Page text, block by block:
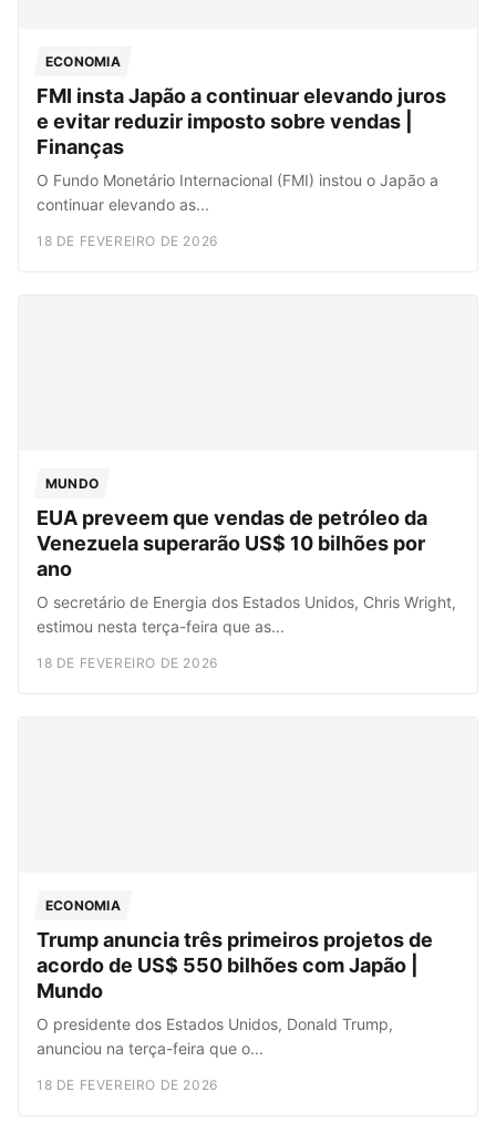
ECONOMIA
FMI insta Japão a continuar elevando juros
e evitar reduzir imposto sobre vendas |
Finanças
O Fundo Monetário Internacional (FMI) instou o Japão a
continuar elevando as...
18 DE FEVEREIRO DE 2026
MUNDO
EUA preveem que vendas de petróleo da
Venezuela superarão US$ 10 bilhões por
ano
O secretário de Energia dos Estados Unidos, Chris Wright,
estimou nesta terça-feira que as...
18 DE FEVEREIRO DE 2026
ECONOMIA
Trump anuncia três primeiros projetos de
acordo de US$ 550 bilhões com Japão |
Mundo
O presidente dos Estados Unidos, Donald Trump,
anunciou na terça-feira que o...
18 DE FEVEREIRO DE 2026